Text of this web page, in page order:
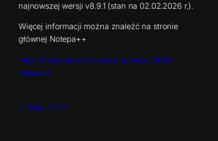
najnowszej wersji v8.9.1 (stan na 02.02.2026 r.).
Więcej informacji można znaleźć na stronie
głównej Notepa++
https://notepad-plus-plus.org/news/v889-
released
3 lutego, 2026